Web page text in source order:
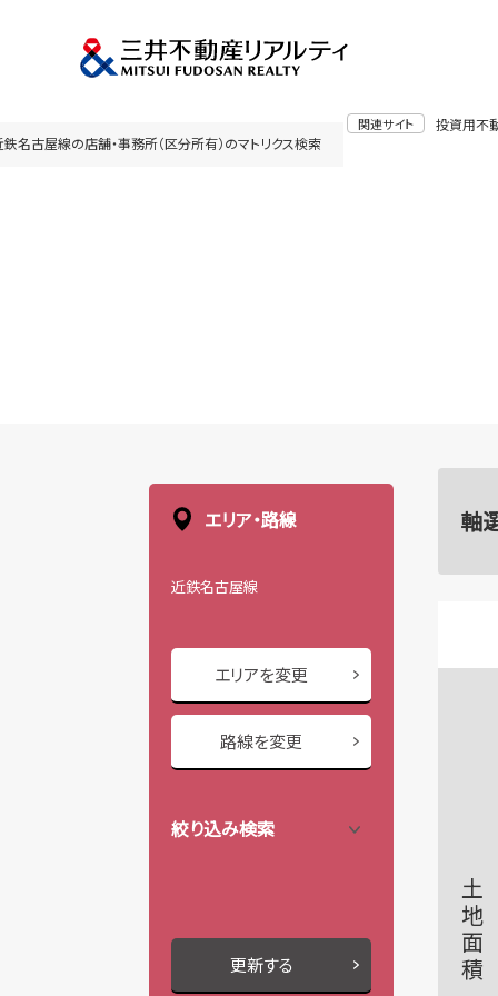
関連サイト 投資用不
鉄名古屋線の店舗・事務所（区分所有）のマトリクス検索
エリア・路線
近鉄名古屋線
エリアを変更
路線を変更
絞り込み検索
更新する
軸
土地面積